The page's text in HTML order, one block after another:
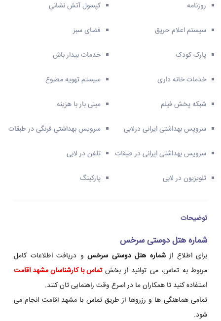
روزنامه کپسول آتش نشانی
سیستم اعلام حریق فضای سبز
پارک کودک خدمات بیدار باش
خدمات خانه داری سیستم تهویه مطبوع
شبکه پخش فیلم مینی بار با هزینه
سرویس بهداشتی ایرانی درلابی سرویس بهداشتی فرنگی در طبقات
سرویس بهداشتی ایرانی در طبقات تلفن در لابی
تلویزیون در لابی پارکینگ
توضیحات
شماره هتل دوستی سرخس
برای اطلاع ازشماره هتل دوستی سرخس و دریافت اطلاعات کامل
مربوط به تماس، می توانید از بخشتماس با کارشناسان مشهد اقامت
استفاده کنید تا همکاران ما در اسرع وقت راهنمایی تان کنند.
تمامی هماهنگی ها و رزروها از طریق تماس با مشهد اقامت انجام می
شود.